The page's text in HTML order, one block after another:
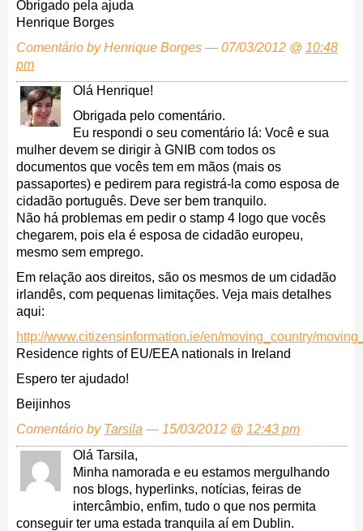
Obrigado pela ajuda
Henrique Borges
Comentário by Henrique Borges — 07/03/2012 @ 10:48
pm
Olá Henrique!
Obrigada pelo comentário.
Eu respondi o seu comentário lá: Você e sua
mulher devem se dirigir à GNIB com todos os
documentos que vocês tem em mãos (mais os
passaportes) e pedirem para registrá-la como esposa de
cidadão português. Deve ser bem tranquilo.
Não há problemas em pedir o stamp 4 logo que vocês
chegarem, pois ela é esposa de cidadão europeu,
mesmo sem emprego.
Em relação aos direitos, são os mesmos de um cidadão
irlandês, com pequenas limitações. Veja mais detalhes
aqui:
http://www.citizensinformation.ie/en/moving_country/
Residence rights of EU/EEA nationals in Ireland
Espero ter ajudado!
Beijinhos
Comentário by Tarsila — 15/03/2012 @ 12:43 pm
Olá Tarsila,
Minha namorada e eu estamos mergulhando
nos blogs, hyperlinks, notícias, feiras de
intercâmbio, enfim, tudo o que nos permita
conseguir ter uma estada tranquila aí em Dublin.